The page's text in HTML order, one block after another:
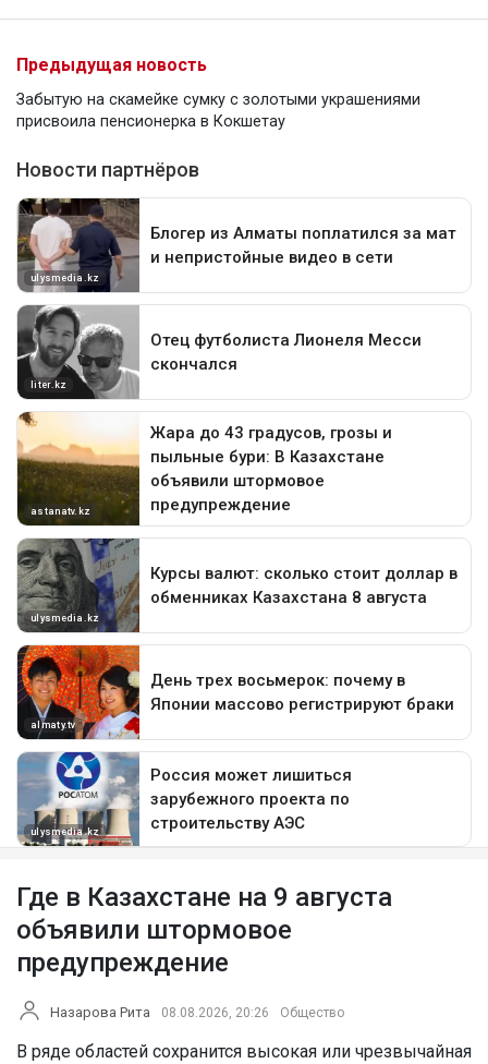
Предыдущая новость
Забытую на скамейке сумку с золотыми украшениями
присвоила пенсионерка в Кокшетау
Где в Казахстане на 9 августа
объявили штормовое
предупреждение
Назарова Рита 08.08.2026, 20:26 Общество
В ряде областей сохранится высокая или чрезвычайная